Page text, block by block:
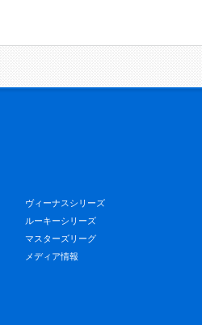
ヴィーナスシリーズ
ルーキーシリーズ
マスターズリーグ
メディア情報